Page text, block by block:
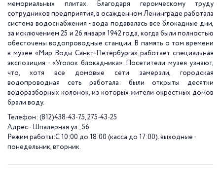
мемориальных плитах. Благодаря героическому труду
сотрудников предприятия, в осажденном Ленинграде работала
система водоснабжения - вода подавалась все блокадные дни,
за исключением 25 и 26 января 1942 года, когда были полностью
обесточены водопроводные станции. В память о том времени
в музее «Мир Воды Санкт-Петербурга» работает специальная
экспозиция - «Уголок блокадника». Посетители музея узнают,
что, хотя все домовые сети замерзли, городская
водопроводная сеть работала: были открыты десятки
водоразборных колонок, из которых жители окрестных домов
брали воду.
Телефон: (812)438-43-75, 275-43-25
Адрес - Шпалерная ул., 56.
Режим работы:С 10:00 до 18:00 (касса до 17:00). выходные -
понедельник, вторник.